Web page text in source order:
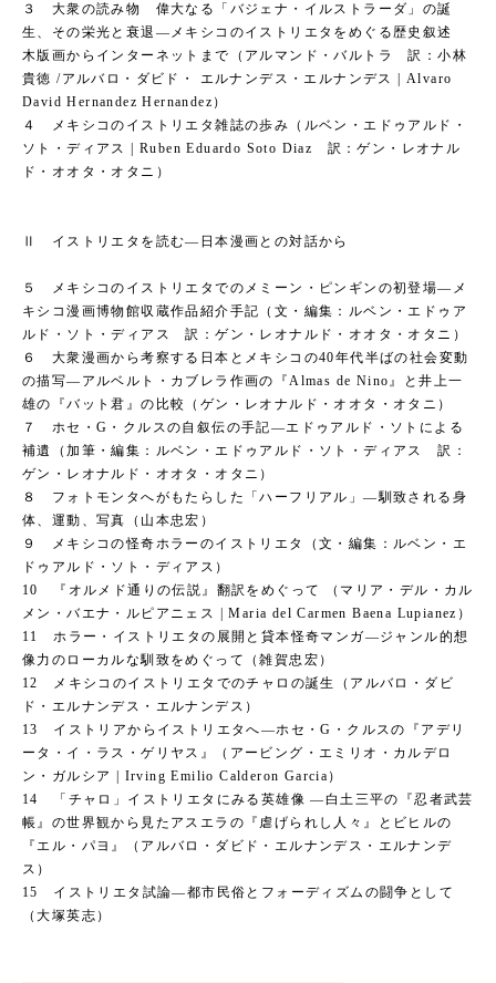
３ 大衆の読み物 偉大なる「バジェナ・イルストラーダ」の誕
生、その栄光と衰退―メキシコのイストリエタをめぐる歴史叙述
木版画からインターネットまで（アルマンド・バルトラ 訳：小林
貴徳 /アルバロ・ダビド・ エルナンデス・エルナンデス | Alvaro
David Hernandez Hernandez）
４ メキシコのイストリエタ雑誌の歩み（ルベン・エドゥアルド・
ソト・ディアス | Ruben Eduardo Soto Diaz 訳：ゲン・レオナル
ド・オオタ・オタニ）
Ⅱ イストリエタを読む―日本漫画との対話から
５ メキシコのイストリエタでのメミーン・ピンギンの初登場―メ
キシコ漫画博物館収蔵作品紹介手記（文・編集：ルベン・エドゥア
ルド・ソト・ディアス 訳：ゲン・レオナルド・オオタ・オタニ）
６ 大衆漫画から考察する日本とメキシコの40年代半ばの社会変動
の描写―アルベルト・カブレラ作画の『Almas de Nino』と井上一
雄の『バット君』の比較（ゲン・レオナルド・オオタ・オタニ）
７ ホセ・G・クルスの自叙伝の手記―エドゥアルド・ソトによる
補遺（加筆・編集：ルベン・エドゥアルド・ソト・ディアス 訳：
ゲン・レオナルド・オオタ・オタニ）
８ フォトモンタへがもたらした「ハーフリアル」―馴致される身
体、運動、写真（山本忠宏）
９ メキシコの怪奇ホラーのイストリエタ（文・編集：ルベン・エ
ドゥアルド・ソト・ディアス）
10 『オルメド通りの伝説』翻訳をめぐって （マリア・デル・カル
メン・バエナ・ルピアニェス | Maria del Carmen Baena Lupianez）
11 ホラー・イストリエタの展開と貸本怪奇マンガ―ジャンル的想
像力のローカルな馴致をめぐって（雑賀忠宏）
12 メキシコのイストリエタでのチャロの誕生（アルバロ・ダビ
ド・エルナンデス・エルナンデス）
13 イストリアからイストリエタへ―ホセ・G・クルスの『アデリ
ータ・イ・ラス・ゲリヤス』（アービング・エミリオ・カルデロ
ン・ガルシア | Irving Emilio Calderon Garcia）
14 「チャロ」イストリエタにみる英雄像 ―白土三平の『忍者武芸
帳』の世界観から見たアスエラの『虐げられし人々』とビヒルの
『エル・パヨ』（アルバロ・ダビド・エルナンデス・エルナンデ
ス）
15 イストリエタ試論―都市民俗とフォーディズムの闘争として
（大塚英志）